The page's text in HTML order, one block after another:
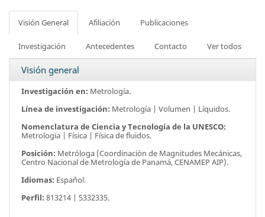
Visión General Afiliación Publicaciones
Investigación Antecedentes Contacto Ver todos
Visión general
Investigación en: Metrología.
Línea de investigación: Metrología | Volumen | Líquidos.
Nomenclatura de Ciencia y Tecnología de la UNESCO:
Metrología | Física | Física de fluidos.
Posición: Metróloga (Coordinación de Magnitudes Mecánicas,
Centro Nacional de Metrología de Panamá, CENAMEP AIP).
Idiomas: Español.
Perfil: 813214 | 5332335.